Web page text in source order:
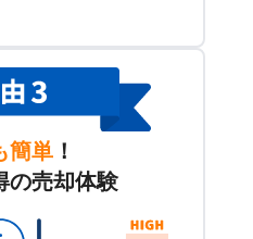
簡単 ！
の売却体験